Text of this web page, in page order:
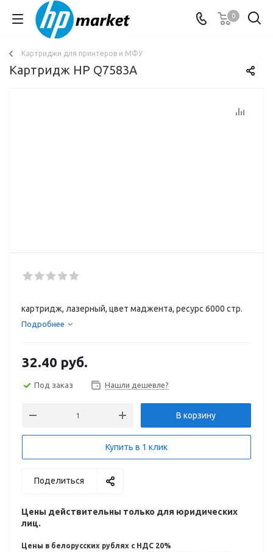
0
Картриджи для принтеров и МФУ
Картридж HP Q7583A
картридж, лазерный, цвет маджента, ресурс 6000 стр.
Подробнее
32.40 руб.
Под заказ Нашли дешевле?
В корзину
Купить в 1 клик
Поделиться
Цены действительны только для юридических
лиц.
Цены в белорусских рублях с НДС 20%